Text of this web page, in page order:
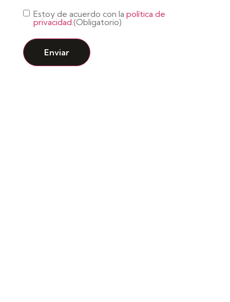
Consentimiento(Obligatorio)
Estoy de acuerdo con la política de
privacidad.(Obligatorio)